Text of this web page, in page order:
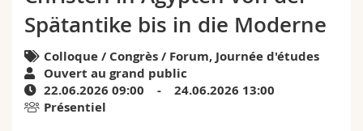
Sciences et médecine
Interfacultaire
Doctorants
Programme des cours
MyUnifr
Spätantike bis in die Moderne
Colloque / Congrès / Forum, Journée d'études
Ouvert au grand public
22.06.2026 09:00 - 24.06.2026 13:00
Présentiel